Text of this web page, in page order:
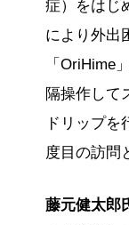
症）をはじ
により外出
「OriHime
隔操作して
ドリップ
度目の訪問
藤元健太郎